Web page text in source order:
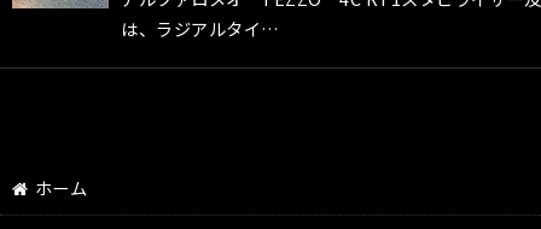
は、ラジアルタイ…
ホーム